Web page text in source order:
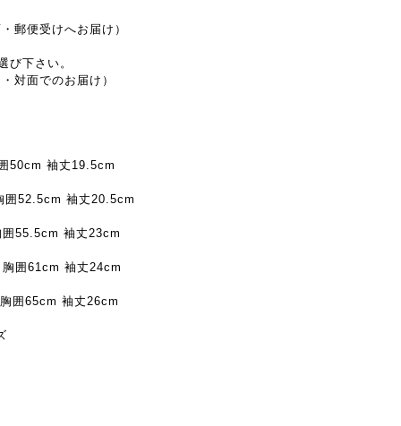
郵便受けへお届け）
び下さい。
対面でのお届け）
50cm 袖丈19.5cm
52.5cm 袖丈20.5cm
55.5cm 袖丈23cm
囲61cm 袖丈24cm
囲65cm 袖丈26cm